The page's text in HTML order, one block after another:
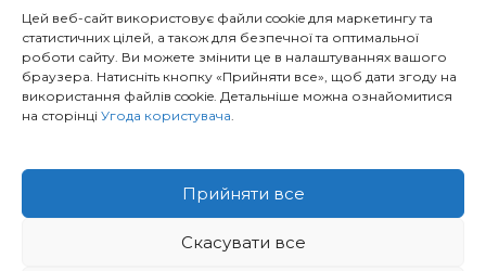
Цей веб-сайт використовує файли cookie для маркетингу та
статистичних цілей, а також для безпечної та оптимальної
роботи сайту. Ви можете змінити це в налаштуваннях вашого
браузера. Натисніть кнопку «Прийняти все», щоб дати згоду на
використання файлів cookie. Детальніше можна ознайомитися
на сторінці Угода користувача.
Прийняти все
Скасувати все
Copyright © 2024 Ecolavka.kh.ua